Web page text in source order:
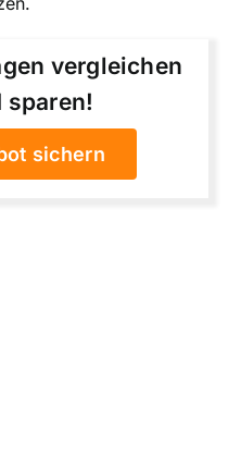
vergleichen
sparen!
sichern